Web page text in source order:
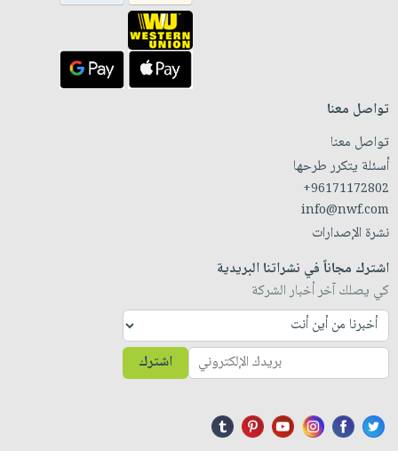
تواصل معنا
تواصل معنا
أسئلة يتكرر طرحها
+96171172802
info@nwf.com
نشرة الإصدارات
اشترك مجاناً في نشراتنا البريدية
كي يصلك آخر أخبار الشركة
اشترك